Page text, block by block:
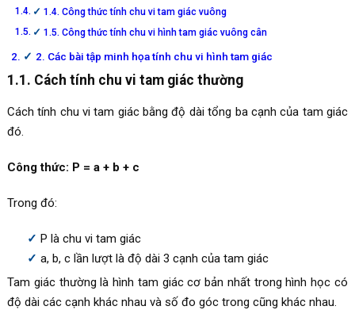
1.4. Công thức tính chu vi tam giác vuông
1.5. Công thức tính chu vi hình tam giác vuông cân
2. Các bài tập minh họa tính chu vi hình tam giác
1.1. Cách tính chu vi tam giác thường
Cách tính chu vi tam giác bằng độ dài tổng ba cạnh của tam giác
đó.
Công thức: P = a + b + c
Trong đó:
P là chu vi tam giác
a, b, c lần lượt là độ dài 3 cạnh của tam giác
Tam giác thường là hình tam giác cơ bản nhất trong hình học có
độ dài các cạnh khác nhau và số đo góc trong cũng khác nhau.